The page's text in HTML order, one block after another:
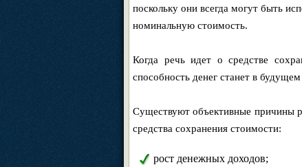
поскольку они всегда могут быть
номинальную стоимость.
Когда речь идет о средстве
способность денег станет в
Существуют объективные причины
средства сохранения стоимости:
рост денежных доходов;